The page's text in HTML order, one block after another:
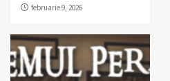
februarie 9, 2026